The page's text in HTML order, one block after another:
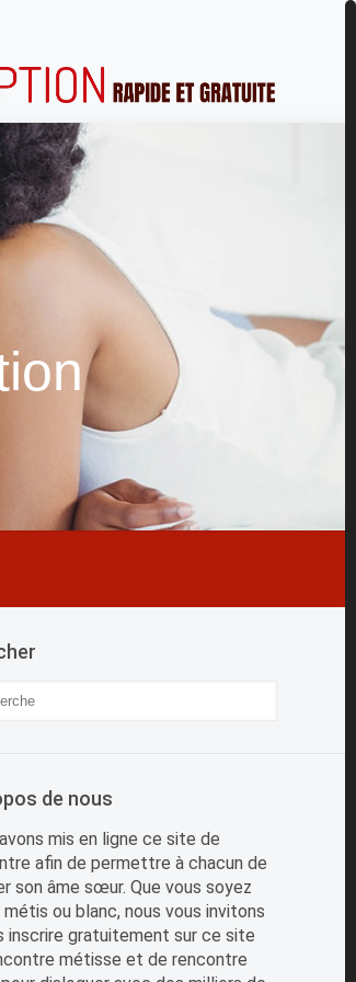
de nous
mis en ligne ce site de
afin de permettre à chacun de
son âme sœur. Que vous soyez
métis ou blanc, nous vous invitons
inscrire gratuitement sur ce site
métisse et de rencontre